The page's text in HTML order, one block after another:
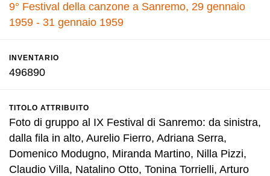
9° Festival della canzone a Sanremo, 29 gennaio
1959 - 31 gennaio 1959
INVENTARIO
496890
TITOLO ATTRIBUITO
Foto di gruppo al IX Festival di Sanremo: da sinistra,
dalla fila in alto, Aurelio Fierro, Adriana Serra,
Domenico Modugno, Miranda Martino, Nilla Pizzi,
Claudio Villa, Natalino Otto, Tonina Torrielli, Arturo